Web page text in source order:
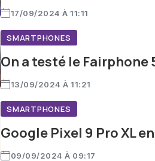
17/09/2024 À 11:11
SMARTPHONES
On a testé le
13/09/2024 À 11:21
SMARTPHONES
Google Pixel 9 Pro XL
09/09/2024 À 09:17